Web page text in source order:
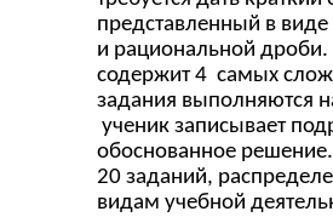
представленный в
и рациональной дроби.
содержит 4 самых
задания выполняются
ученик записывает
обоснованное решение.
20 заданий,
видам учебной